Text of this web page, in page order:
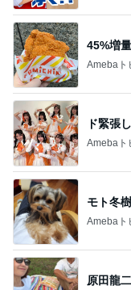
45%増
Amebaト
ド緊張
Amebaト
モト冬
Amebaト
原田龍